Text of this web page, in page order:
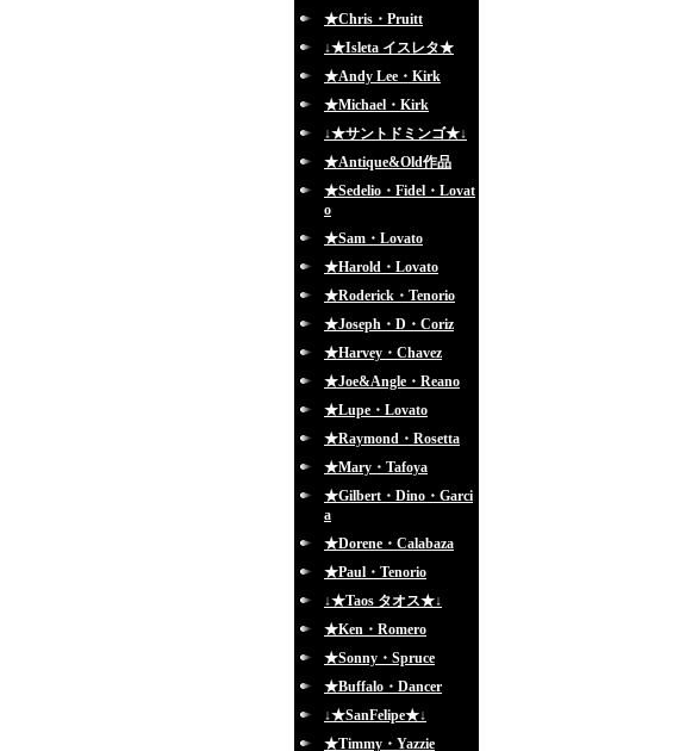
★Chris・Pruitt
↓★Isleta イスレタ★
★Andy Lee・Kirk
★Michael・Kirk
↓★サントドミンゴ★↓
★Antique&Old作品
★Sedelio・Fidel・Lovat
o
★Sam・Lovato
★Harold・Lovato
★Roderick・Tenorio
★Joseph・D・Coriz
★Harvey・Chavez
★Joe&Angle・Reano
★Lupe・Lovato
★Raymond・Rosetta
★Mary・Tafoya
★Gilbert・Dino・Garci
a
★Dorene・Calabaza
★Paul・Tenorio
↓★Taos タオス★↓
★Ken・Romero
★Sonny・Spruce
★Buffalo・Dancer
↓★SanFelipe★↓
★Timmy・Yazzie